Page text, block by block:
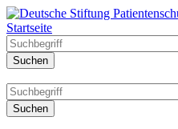
Startseite